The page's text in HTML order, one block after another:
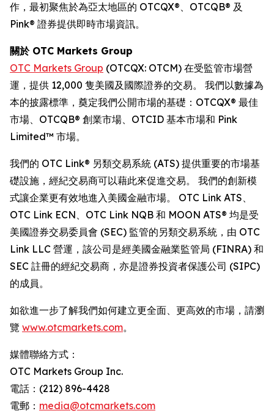
作，最初聚焦於為亞太地區的 OTCQX®、OTCQB® 及
Pink® 證券提供即時市場資訊。
關於 OTC Markets Group
OTC Markets Group (OTCQX: OTCM) 在受監管市場營
運，提供 12,000 隻美國及國際證券的交易。 我們以數據為
本的披露標準，奠定我們公開市場的基礎：OTCQX® 最佳
市場、OTCQB® 創業市場、OTCID 基本市場和 Pink
Limited™ 市場。
我們的 OTC Link® 另類交易系統 (ATS) 提供重要的市場基
礎設施，經紀交易商可以藉此來促進交易。 我們的創新模
式讓企業更有效地進入美國金融市場。 OTC Link ATS、
OTC Link ECN、OTC Link NQB 和 MOON ATS® 均是受
美國證券交易委員會 (SEC) 監管的另類交易系統，由 OTC
Link LLC 營運，該公司是經美國金融業監管局 (FINRA) 和
SEC 註冊的經紀交易商，亦是證券投資者保護公司 (SIPC)
的成員。
如欲進一步了解我們如何建立更全面、更高效的市場，請瀏
覽 www.otcmarkets.com。
媒體聯絡方式：
OTC Markets Group Inc.
電話：(212) 896-4428
電郵： media@otcmarkets.com